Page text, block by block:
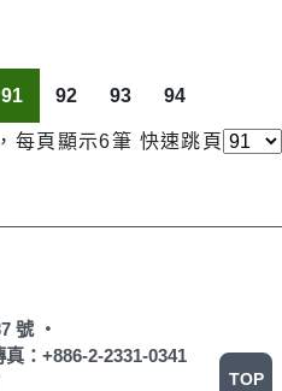
91 92 93 94
每頁顯示6筆 快速跳頁
號 ‧
真：+886-2-2331-0341
TOP